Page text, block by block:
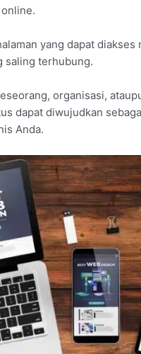
yang dapat
saling terhubung.
organisasi,
dapat diwujudkan
Anda.